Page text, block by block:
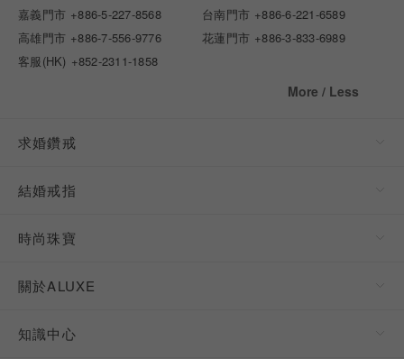
嘉義門市 +886-5-227-8568 台南門市 +886-6-221-6589
高雄門市 +886-7-556-9776 花蓮門市 +886-3-833-6989
客服(HK) +852-2311-1858
More / Less
求婚鑽戒
結婚戒指
時尚珠寶
關於ALUXE
知識中心